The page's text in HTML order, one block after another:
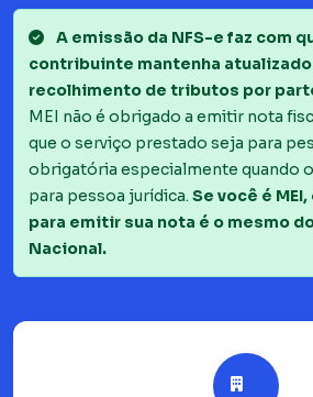
A emissão da NFS-e faz com
contribuinte mantenha atualizado
recolhimento de tributos por
MEI não é obrigado a emitir nota
que o serviço prestado seja para
obrigatória especialmente quando
para pessoa jurídica. Se você é
para emitir sua nota é o mesmo
Nacional.